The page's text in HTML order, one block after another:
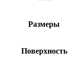
Размеры
Поверхность